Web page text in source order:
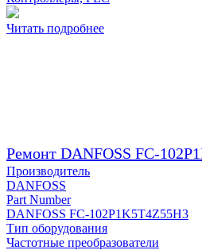
Читать подробнее
Ремонт DANFOSS FC-
Производитель
DANFOSS
Part Number
DANFOSS FC-102P1K5T4Z55H3
Тип оборудования
Частотные преобразователи